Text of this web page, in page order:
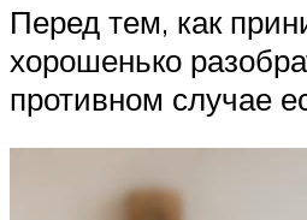
Перед тем, как
хорошенько
противном случае